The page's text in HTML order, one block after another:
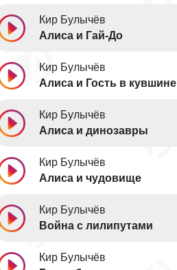
Кир Булычёв
Алиса и Гай-До
Кир Булычёв
Алиса и Гость в кувшине
Кир Булычёв
Алиса и динозавры
Кир Булычёв
Алиса и чудовище
Кир Булычёв
Война с лилипутами
Кир Булычёв